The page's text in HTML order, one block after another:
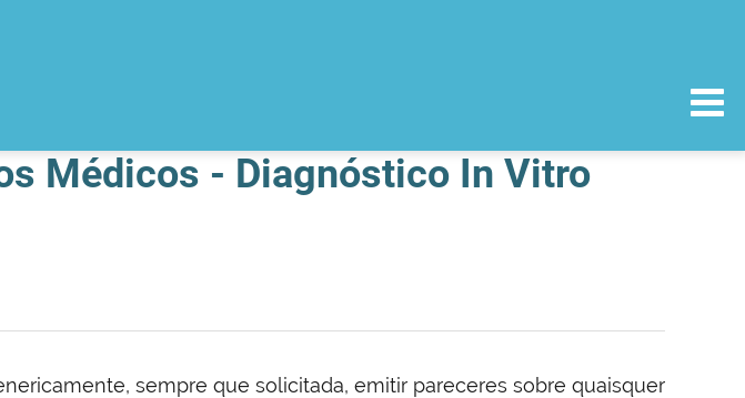
Médicos - Diagnóstico In Vitro
sempre que solicitada, emitir pareceres sobre quaisquer